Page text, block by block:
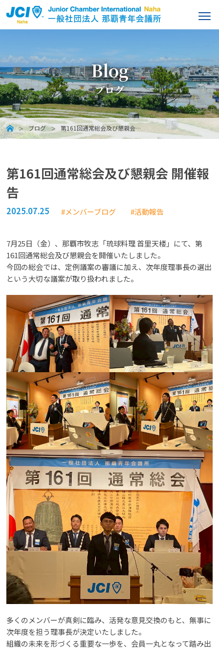
Blog
ブログ
ブログ 第161回通常総会及び懇親会…
第161回通常総会及び懇親会 開催報
告
2025.07.25 #メンバーブログ #活動報告
7月25日（金）、那覇市牧志「琉球料理 首里天楼」にて、第
161回通常総会及び懇親会を開催いたしました。
今回の総会では、定例議案の審議に加え、次年度理事長の選出
という大切な議案が取り扱われました。
多くのメンバーが真剣に臨み、活発な意見交換のもと、無事に
次年度を担う理事長が決定いたしました。
組織の未来を形づくる重要な一歩を、会員一丸となって踏み出